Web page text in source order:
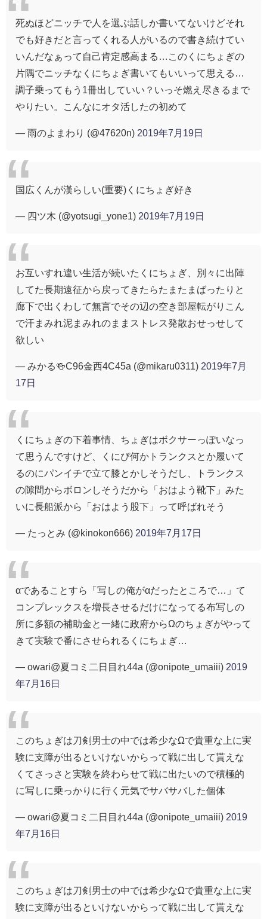
死ぬほどニッチで人を選ぶ話しか書いてないけどそれ
でも好きだと言ってくれる人がいるので書き続けてい
いんだなぁって自己肯定感高まる…このくにちょぎの
片隅でニッチなくにちょぎ書いてもいいって思える…
調子乗ってもう1冊出していい？いっそ燃え尽きるまで
やりたい。こんなにオタ活したの初めて
— 雨のよまわり (@47620n) 2019年7月19日
国広くんが漢らしい(重要)くにちょぎ好き
— 四ツ木 (@yotsugi_yone1) 2019年7月19日
お互いすれ違い生活が続いたくにちょぎ、別々に出陣
してた長期遠征から戻ってきたらたまたまばったりと
廊下で出くわして無言でその辺の空き部屋転がりこん
で汗まみれ泥まみれのままストレス発散おせっせして
欲しい
— みかる🍻C96金西4C45a (@mikaru0311) 2019年7月
17日
くにちょぎの下着事情、ちょぎはボクサーっぽいなっ
て思うんですけど、くにぴ何かトランクスとか履いて
るのにパンイチで立て膝とかしそうだし、トランクス
の隙間からボロンしそうだから「おはよう靴下」みた
いに長船派から「おはよう股下」って呼ばれそう
— たっとみ (@kinokon666) 2019年7月17日
αであることすら「写しの俺がαだったところで…」て
コンプレックスを増長させるだけになってる布写しの
所に多額の補助金と一緒に政府からΩのちょぎがやって
きて実験で番にさせられるくにちょぎ…
— owari@夏コミ二日目れ44a (@onipote_umaiii) 2019
年7月16日
このちょぎは刀剣男士の中では希少なΩで貴重な上に実
験に支障が出るといけないからって戦に出して貰えな
くてさっさと実験を終わらせて戦に出たいので積極的
に写しに乗っかりに行く元気でサバサバした個体
— owari@夏コミ二日目れ44a (@onipote_umaiii) 2019
年7月16日
このちょぎは刀剣男士の中では希少なΩで貴重な上に実
験に支障が出るといけないからって戦に出して貰えな